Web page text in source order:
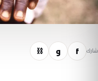
شارك f و ⛓